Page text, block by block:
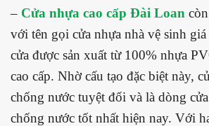
– Cửa nhựa cao cấp Đài Loan
với tên gọi cửa nhựa nhà vệ sinh
cửa được sản xuất từ 100% nhựa
cao cấp. Nhờ cấu tạo đặc biệt này,
chống nước tuyệt đối và là dòng
chống nước tốt nhất hiện nay. Với